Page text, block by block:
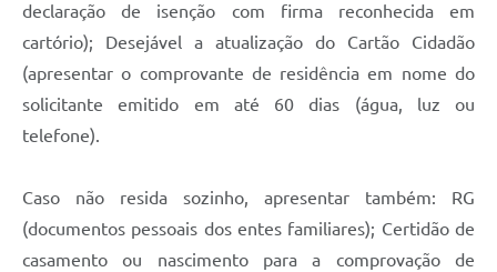
declaração de isenção com firma reconhecida em
cartório); Desejável a atualização do Cartão Cidadão
(apresentar o comprovante de residência em nome do
solicitante emitido em até 60 dias (água, luz ou
telefone).
Caso não resida sozinho, apresentar também: RG
(documentos pessoais dos entes familiares); Certidão de
casamento ou nascimento para a comprovação de